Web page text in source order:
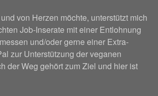
von Herzen möchte, unterstützt mich
Job-Inserate mit einer Entlohnung
und/oder gerne einer Extra-
zur Unterstützung der veganen
der Weg gehört zum Ziel und hier ist